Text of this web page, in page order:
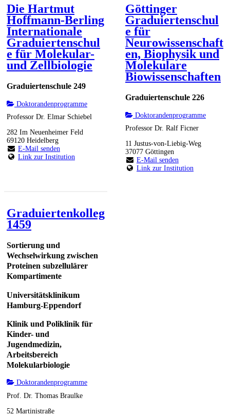
Die Hartmut
Hoffmann-Berling
Internationale
Graduiertenschul
e für Molekular-
und Zellbiologie
Graduiertenschule 249
Doktorandenprogramme
Professor Dr. Elmar Schiebel
282 Im Neuenheimer Feld
69120 Heidelberg
E-Mail senden
Link zur Institution
Göttinger
Graduiertenschul
e für
Neurowissenschaft
en, Biophysik und
Molekulare
Biowissenschaften
Graduiertenschule 226
Doktorandenprogramme
Professor Dr. Ralf Ficner
11 Justus-von-Liebig-Weg
37077 Göttingen
E-Mail senden
Link zur Institution
Graduiertenkolleg
1459
Sortierung und
Wechselwirkung zwischen
Proteinen subzellulärer
Kompartimente
Universitätsklinikum
Hamburg-Eppendorf
Klinik und Poliklinik für
Kinder- und
Jugendmedizin,
Arbeitsbereich
Molekularbiologie
Doktorandenprogramme
Prof. Dr. Thomas Braulke
52 Martinistraße